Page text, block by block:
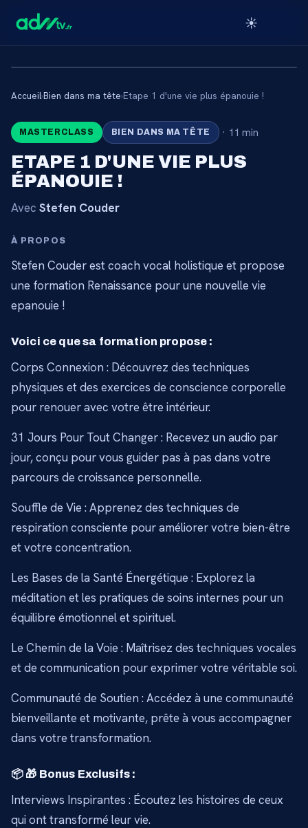
☀️
CONTENU RÉSERVÉ AUX
ABONNÉS
abonnez-vous pour accéder au catalogue.
Accueil›Bien dans ma tête›Etape 1 d'une vie plus épanouie !
MASTERCLASS BIEN DANS MA TÊTE · 11 min
ETAPE 1 D'UNE VIE PLUS
ÉPANOUIE !
Avec Stefen Couder
À PROPOS
Stefen Couder est coach vocal holistique et propose
une formation Renaissance pour une nouvelle vie
epanouie !
Voici ce que sa formation propose :
Corps Connexion : Découvrez des techniques
physiques et des exercices de conscience corporelle
pour renouer avec votre être intérieur.
31 Jours Pour Tout Changer : Recevez un audio par
jour, conçu pour vous guider pas à pas dans votre
parcours de croissance personnelle.
Souffle de Vie : Apprenez des techniques de
respiration consciente pour améliorer votre bien-être
et votre concentration.
Les Bases de la Santé Énergétique : Explorez la
méditation et les pratiques de soins internes pour un
équilibre émotionnel et spirituel.
Le Chemin de la Voie : Maîtrisez des techniques vocales
et de communication pour exprimer votre véritable soi.
Communauté de Soutien : Accédez à une communauté
bienveillante et motivante, prête à vous accompagner
dans votre transformation.
📦 🎁 Bonus Exclusifs :
Interviews Inspirantes : Écoutez les histoires de ceux
qui ont transformé leur vie.